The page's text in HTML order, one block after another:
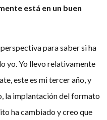
está en un buen
para saber si ha
yo. Yo llevo relativamente
este es mi tercer año, y
la implantación del formato
ha cambiado y creo que